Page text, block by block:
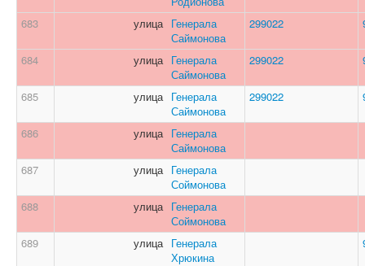
683 улица Генерала
Саймонова
299022
684 улица Генерала
Саймонова
299022
685 улица Генерала
Саймонова
299022
686 улица Генерала
Саймонова
687
улица Генерала
Соймонова
688
улица Генерала
Соймонова
689
улица Генерала
Хрюкина